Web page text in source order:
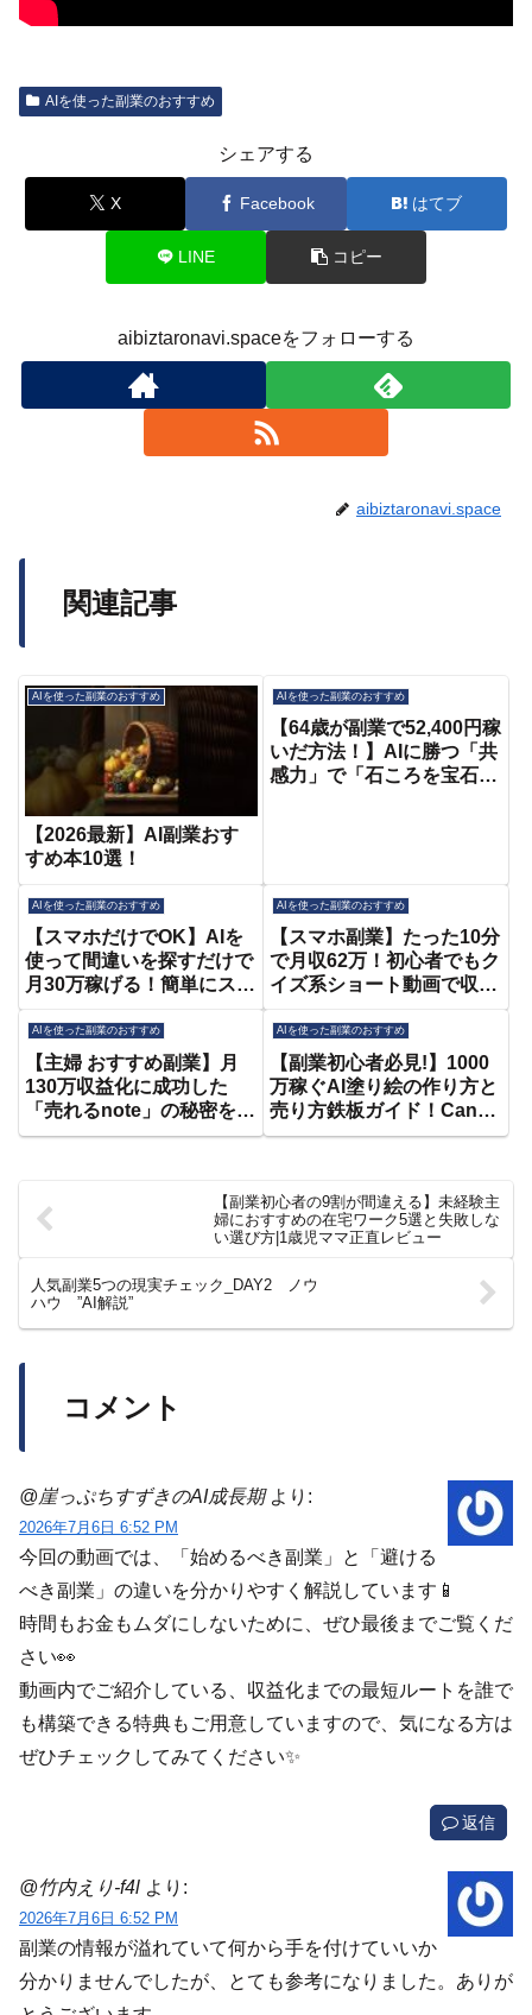
AIを使った副業のおすすめ
シェアする
X Facebook はてブ
LINE コピー
aibiztaronavi.spaceをフォローする
aibiztaronavi.space
関連記事
AIを使った副業のおすすめ
【2026最新】AI副業おす
すめ本10選！
AIを使った副業のおすすめ
【64歳が副業で52,400円稼
いだ方法！】AIに勝つ「共
感力」で「石ころを宝石に
AIを使った副業のおすすめ
【スマホだけでOK】AIを
使って間違いを探すだけで
月30万稼げる！簡単にスキ
の穴場、スマホ副業はこれ
しかない！【おすすめ 副
業】【AI副業】【在宅ワー
ク】【クラウドワークス】
AIを使った副業のおすすめ
【スマホ副業】たった10分
で月収62万！初心者でもク
イズ系ショート動画で収益
副業】【canva】【おすす
め 副業】
AIを使った副業のおすすめ
【主婦 おすすめ副業】月
130万収益化に成功した
「売れるnote」の秘密を大
公開します！【AI活用】
AIを使った副業のおすすめ
【副業初心者必見!】1000
万稼ぐAI塗り絵の作り方と
売り方鉄板ガイド！Canva
だけの裏技を今だけ限定公
【在宅ワーク】
【副業初心者の9割が間違える】未経験主
婦におすすめの在宅ワーク5選と失敗しな
い選び方|1歳児ママ正直レビュー
人気副業5つの現実チェック_DAY2 ノウ
ハウ ”AI解説”
コメント
@崖っぷちすずきのAI成長期 より:
2026年7月6日 6:52 PM
今回の動画では、「始めるべき副業」と「避ける
べき副業」の違いを分かりやすく解説しています📱
時間もお金もムダにしないために、ぜひ最後までご覧くだ
さい👀
動画内でご紹介している、収益化までの最短ルートを誰で
も構築できる特典もご用意していますので、気になる方は
ぜひチェックしてみてください✨
返信
@竹内えり-f4l より:
2026年7月6日 6:52 PM
副業の情報が溢れていて何から手を付けていいか
分かりませんでしたが、とても参考になりました。ありが